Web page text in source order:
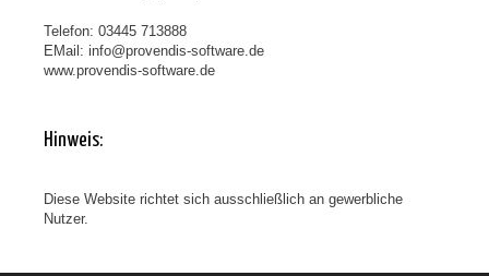
Telefon: 03445 713888
EMail: info@provendis-software.de
www.provendis-software.de
Hinweis:
Diese Website richtet sich ausschließlich an gewerbliche
Nutzer.